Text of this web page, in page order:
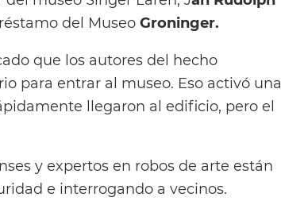
del Museo Groninger.
que los autores del hecho
para entrar al museo. Eso activó una
llegaron al edificio, pero el
y expertos en robos de arte están
e interrogando a vecinos.